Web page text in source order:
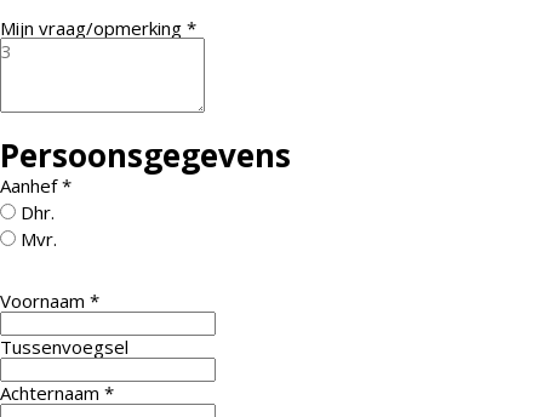
Mijn vraag/opmerking *
Persoonsgegevens
Aanhef*
Dhr.
Mvr.
Voornaam *
Tussenvoegsel
Achternaam *